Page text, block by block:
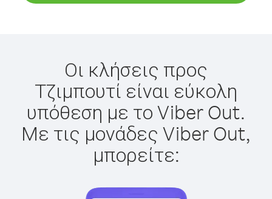
Οι κλήσεις προς
Τζιμπουτί είναι εύκολη
υπόθεση με το Viber Out.
Με τις μονάδες Viber Out,
μπορείτε: